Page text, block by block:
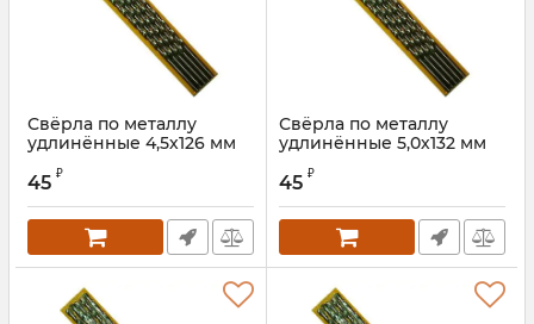
Свёрла по металлу
удлинённые 4,5х126 мм
Артикул:
45 ₽
Свёрла по металлу
удлинённые 5,0х132 мм
Артикул:
45 ₽